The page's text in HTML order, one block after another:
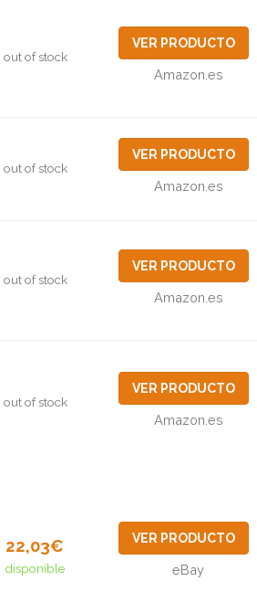
out of stock
VER PRODUCTO
Amazon.es
out of stock
VER PRODUCTO
Amazon.es
out of stock
VER PRODUCTO
Amazon.es
out of stock
VER PRODUCTO
Amazon.es
22,03€
disponible
VER PRODUCTO
eBay